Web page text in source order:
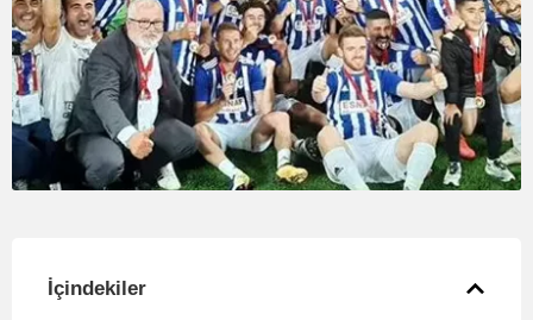
İçindekiler